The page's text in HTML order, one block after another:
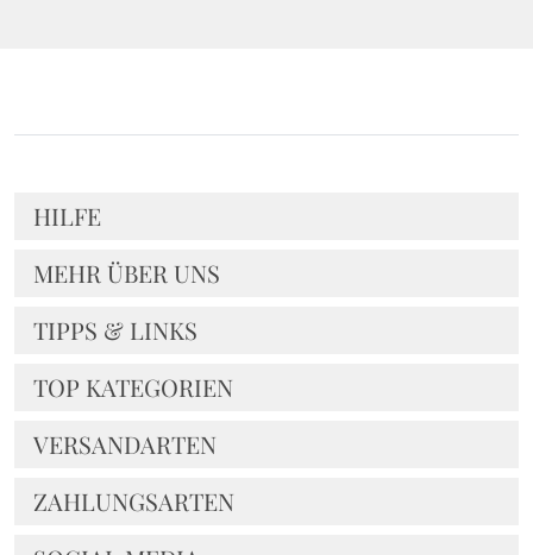
HILFE
MEHR ÜBER UNS
TIPPS & LINKS
TOP KATEGORIEN
VERSANDARTEN
ZAHLUNGSARTEN